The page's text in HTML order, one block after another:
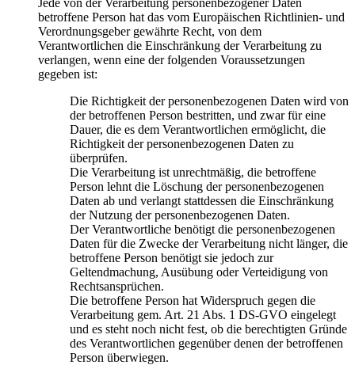
Jede von der Verarbeitung personenbezogener Daten
betroffene Person hat das vom Europäischen Richtlinien- und
Verordnungsgeber gewährte Recht, von dem
Verantwortlichen die Einschränkung der Verarbeitung zu
verlangen, wenn eine der folgenden Voraussetzungen
gegeben ist:
Die Richtigkeit der personenbezogenen Daten wird von
der betroffenen Person bestritten, und zwar für eine
Dauer, die es dem Verantwortlichen ermöglicht, die
Richtigkeit der personenbezogenen Daten zu
überprüfen.
Die Verarbeitung ist unrechtmäßig, die betroffene
Person lehnt die Löschung der personenbezogenen
Daten ab und verlangt stattdessen die Einschränkung
der Nutzung der personenbezogenen Daten.
Der Verantwortliche benötigt die personenbezogenen
Daten für die Zwecke der Verarbeitung nicht länger, die
betroffene Person benötigt sie jedoch zur
Geltendmachung, Ausübung oder Verteidigung von
Rechtsansprüchen.
Die betroffene Person hat Widerspruch gegen die
Verarbeitung gem. Art. 21 Abs. 1 DS-GVO eingelegt
und es steht noch nicht fest, ob die berechtigten Gründe
des Verantwortlichen gegenüber denen der betroffenen
Person überwiegen.